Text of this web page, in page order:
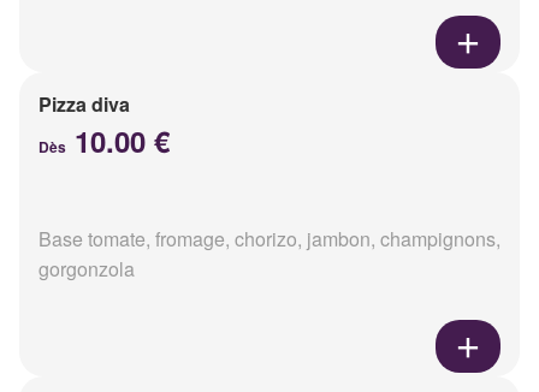
Pizza diva
Dès 10.00 €
Base tomate, fromage, chorizo, jambon, champignons,
gorgonzola